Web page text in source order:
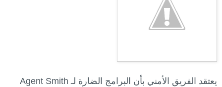
يعتقد الفريق الأمني بأن البرامج الضارة لـ Agent Smith